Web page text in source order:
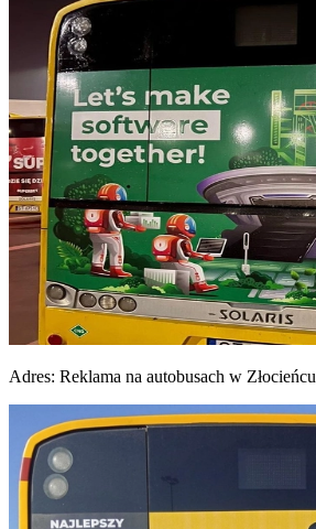
Adres: Reklama na autobusach w Złocieńcu